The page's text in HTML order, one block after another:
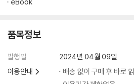
제76장 파성퇴 468
제78장 기름통과 들통 473
제79장 대초원 478
품목정보
발행일
2024년 04월 09일
이용안내
배송 없이 구매 후 바로